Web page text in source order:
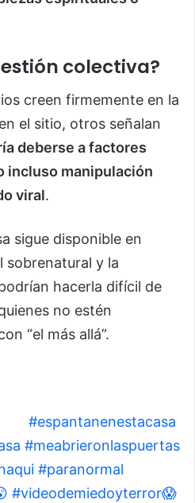
colectiva?
creen firmemente en la
el sitio, otros señalan
deberse a factores
incluso manipulación
viral.
sigue disponible en
sobrenatural y la
hacerla difícil de
no estén
“el más allá”.
#espantanenestacasa
#meabrieronlaspuertas
#paranormal
#videodemiedoyterror😱